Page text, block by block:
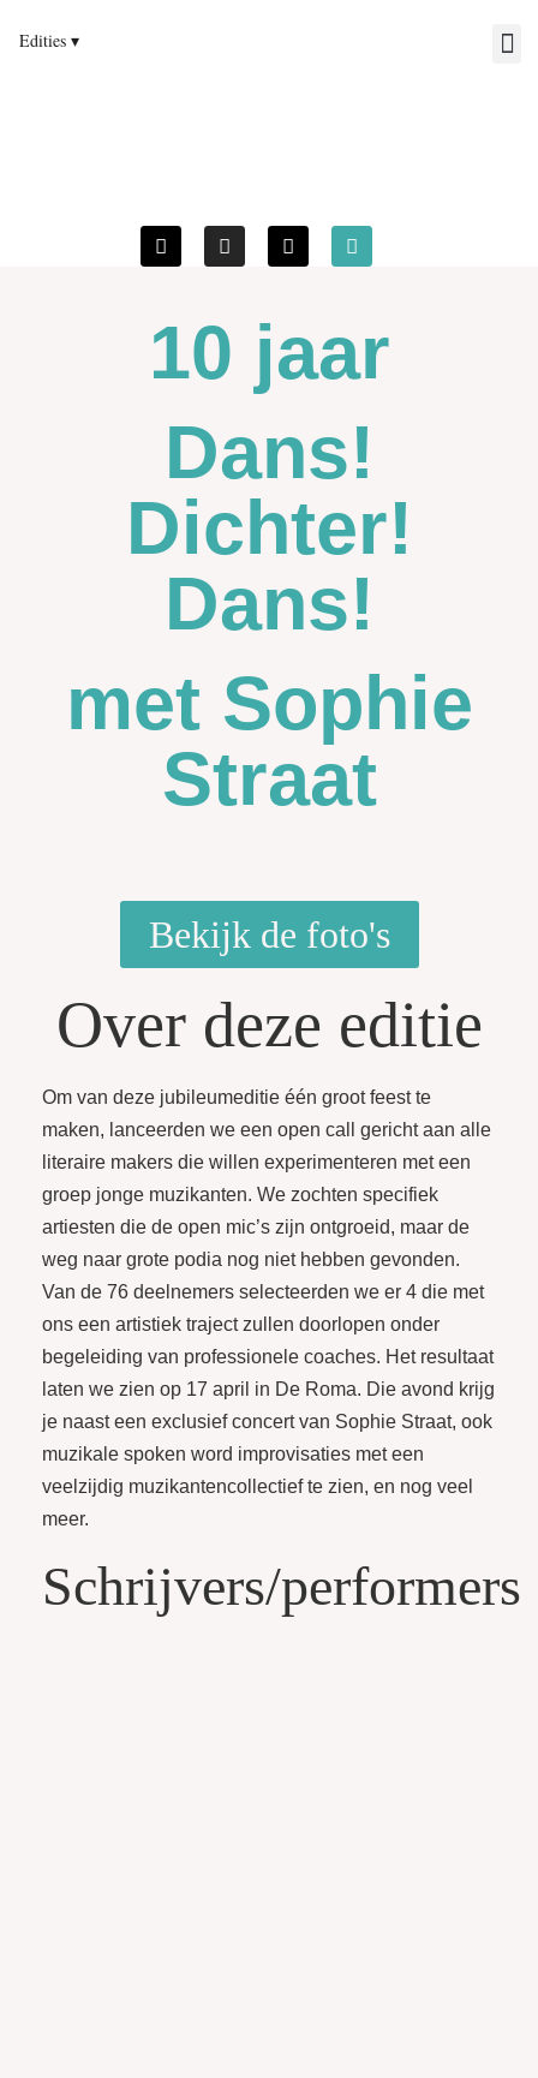
10 jaar
Dans!
Dichter!
Dans!
met Sophie
Straat
Bekijk de foto's
Over deze editie
Om van deze jubileumeditie één groot feest te
maken, lanceerden we een open call gericht aan alle
literaire makers die willen experimenteren met een
groep jonge muzikanten. We zochten specifiek
artiesten die de open mic’s zijn ontgroeid, maar de
weg naar grote podia nog niet hebben gevonden.
Van de 76 deelnemers selecteerden we er 4 die met
ons een artistiek traject zullen doorlopen onder
begeleiding van professionele coaches. Het resultaat
laten we zien op 17 april in De Roma. Die avond krijg
je naast een exclusief concert van Sophie Straat, ook
muzikale spoken word improvisaties met een
veelzijdig muzikantencollectief te zien, en nog veel
meer.
Schrijvers/performers